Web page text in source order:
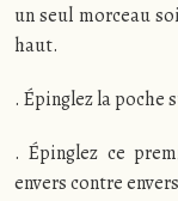
un seul morceau
haut.
. Épinglez la poche
. Épinglez ce
envers contre